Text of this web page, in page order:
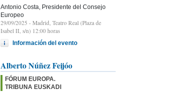
Antonio Costa, Presidente del Consejo
Europeo
29/09/2025 - Madrid, Teatro Real (Plaza de
Isabel II, s/n) 12:00 horas
Información del evento
Alberto Núñez Feijóo
FÓRUM EUROPA.
TRIBUNA EUSKADI